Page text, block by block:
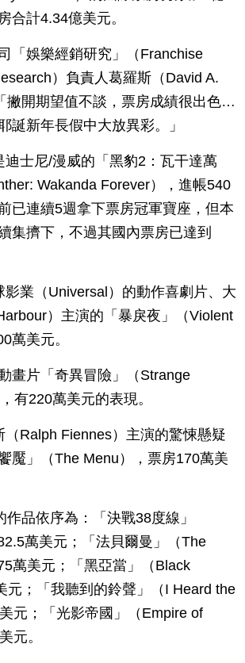
合計4.34億美元。
「娛樂經銷研究」（Franchise
）負責人葛羅斯（David A.
撇開期望值不談，票房成績很出色…
誕新年長假中大放異彩。」
迪士尼/漫威的「黑豹2：瓦干達萬
Wakanda Forever），進帳540
已連續5週拿下票房冠軍寶座，但本
集擠下，不過其國內票房已達到
影業（Universal）的動作喜劇片、大
）主演的「暴戾夜」（Violent
萬美元。
畫片「奇異冒險」（Strange
有220萬美元的表現。
（Ralph Fiennes）主演的驚悚懸疑
魘」（The Menu），票房170萬美
品依序為：「決戰38度線」
萬美元；「法貝爾曼」（The
萬美元；「黑亞當」（Black
元；「我聽到的鈴聲」（I Heard the
元；「光影帝國」（Empire of
元。